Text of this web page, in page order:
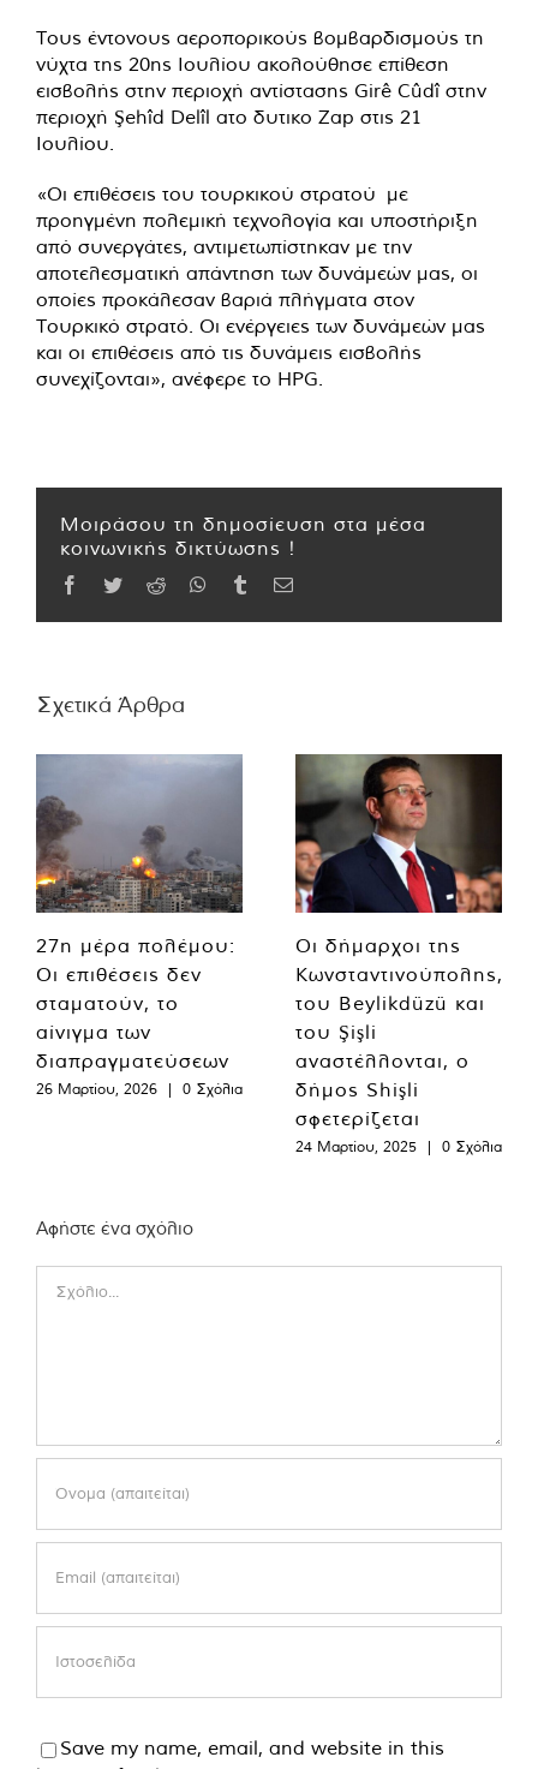
Τους έντονους αεροπορικούς βομβαρδισμούς τη
νύχτα της 20ης Ιουλίου ακολούθησε επίθεση
εισβολής στην περιοχή αντίστασης Girê Cûdî στην
περιοχή Şehîd Delîl ατο δυτικο Zap στις 21
Ιουλίου.
«Οι επιθέσεις του τουρκικού στρατού με
προηγμένη πολεμική τεχνολογία και υποστήριξη
από συνεργάτες, αντιμετωπίστηκαν με την
αποτελεσματική απάντηση των δυνάμεών μας, οι
οποίες προκάλεσαν βαριά πλήγματα στον
Τουρκικό στρατό. Οι ενέργειες των δυνάμεών μας
και οι επιθέσεις από τις δυνάμεις εισβολής
συνεχίζονται», ανέφερε το HPG.
Μοιράσου τη δημοσίευση στα μέσα
κοινωνικής δικτύωσης !
Facebook
TwitterReddit WhatsApp
TumblrEmail
Σχετικά Άρθρα
27η μέρα πολέμου:
Οι επιθέσεις δεν
σταματούν, το
αίνιγμα των
διαπραγματεύσεων
26 Μαρτίου, 2026 | 0 Σχόλια
Οι δήμαρχοι της
Κωνσταντινούπολης,
του Beylikdüzü και
του Şişli
αναστέλλονται, ο
δήμος Shişli
σφετερίζεται
24 Μαρτίου, 2025 | 0 Σχόλια
Αφήστε ένα σχόλιο
Save my name, email, and website in this